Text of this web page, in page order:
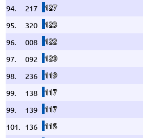
94.
217 127
95.
320 123
96.
008 122
97.
092 120
98.
236 119
99.
138 117
99.
139 117
101. 136 115